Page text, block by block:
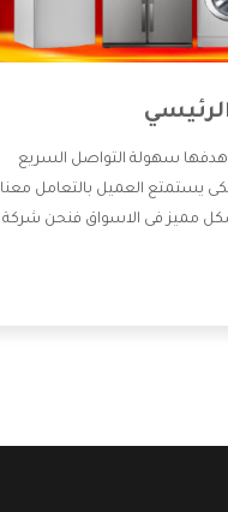
سهولة التواصل السريع
يستمتع العميل بالتعامل معنا
مميز فى الاسواق فنحن شركة
بها والتى تكون منها خدمة